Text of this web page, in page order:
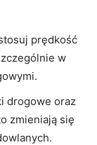
prędkość
w
drogowe​ oraz
zmieniają się